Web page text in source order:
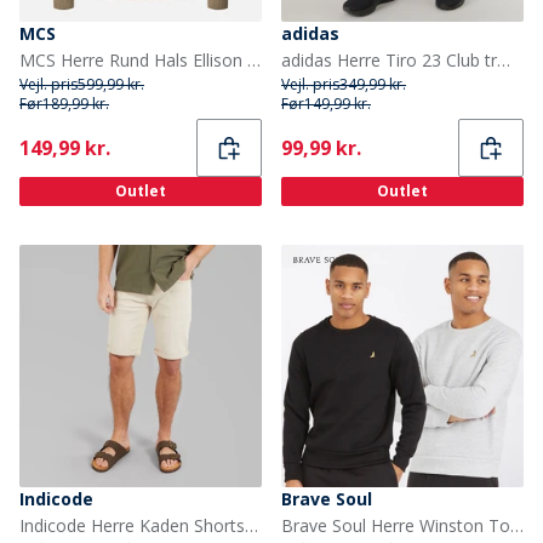
MCS
MCS Herre Rund Hals Ellison Strik Sweater Silver Mink
Vejl. pris599,99 kr.
Før189,99 kr.
Current
149,99 kr.
Outlet
adidas
adidas Herre Tiro 23 Club træningsbukser Sort/Hvid
Vejl. pris349,99 kr.
Før149,99 kr.
Current
99,99 kr.
Outlet
Indicode
Indicode Herre Kaden Shorts Fog
Brave Soul
Brave Soul Herre Winston To-pakke Trøjer Sort/Grå